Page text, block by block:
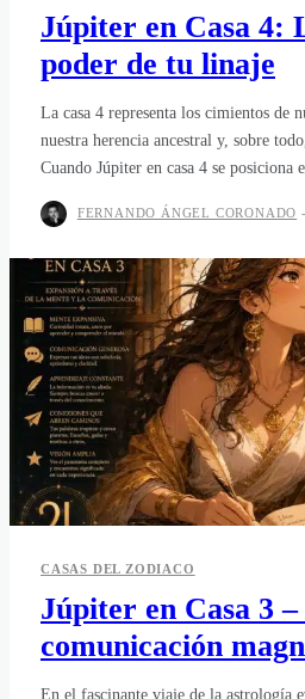
Júpiter en Casa 4:
poder de tu linaje
La casa 4 representa los cimientos de
nuestra herencia ancestral y, sobre
Cuando Júpiter en casa 4 se posiciona
FERNANDO ÁNGEL CORONADO -
CASAS DEL ZODIACO
Júpiter en Casa 3
comunicación
En el fascinante viaje de la astrología